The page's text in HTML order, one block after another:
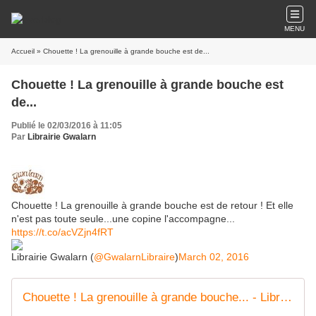
MENU
Accueil » Chouette ! La grenouille à grande bouche est de...
Chouette ! La grenouille à grande bouche est
de...
Publié le 02/03/2016 à 11:05
Par Librairie Gwalarn
Chouette ! La grenouille à grande bouche est de retour ! Et elle
n'est pas toute seule...une copine l'accompagne...
https://t.co/acVZjn4fRT
Librairie Gwalarn (@GwalarnLibraire)March 02, 2016
Chouette ! La grenouille à grande bouche... - Librairie Gwalarn | Facebook